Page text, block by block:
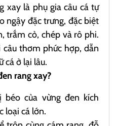
xay là phụ gia câu cá tự
ngậy đặc trưng, đặc biệt
trắm cỏ, chép và rô phi.
thơm phức hợp, dẫn
cá ở lại lâu.
rang xay?
của vừng đen kích
loại cá lớn.